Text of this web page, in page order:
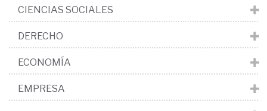
CIENCIAS SOCIALES
DERECHO
ECONOMÍA
EMPRESA